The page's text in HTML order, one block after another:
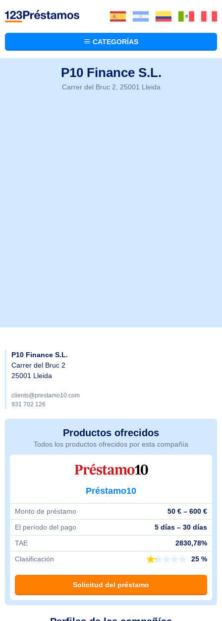
CATEGORÍAS
P10 Finance S.L.
Carrer del Bruc 2, 25001 Lleida
P10 Finance S.L.
Carrer del Bruc 2
25001 Lleida
clients@prestamo10.com
931 702 126
Productos ofrecidos
Todos los productos ofrecidos por esta compañía
Préstamo10
Monto de préstamo
50 € – 600 €
El período del pago
5 días – 30 días
TAE
2830,78%
Clasificación
25 %
Solicitud del préstamo